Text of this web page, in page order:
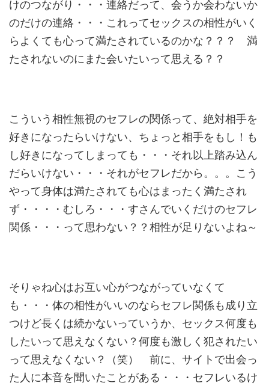
けのつながり・・・連絡だって、会うか会わないか
のだけの連絡・・・これってセックスの相性がいく
らよくても心って満たされているのかな？？？ 満
たされないのにまた会いたいって思える？？
こういう相性無視のセフレの関係って、絶対相手を
好きになったらいけない、ちょっと相手をもし！も
し好きになってしまっても・・ ・それ以上踏み込ん
だらいけない・・・それがセフレだから。。。 こう
やって身体は満たされても心はまったく満たされ
ず・・・・むしろ・・・すさんでいくだけのセフレ
関係・・・って思わない？？相性が足りないよね～
そりゃね心はお互い心がつながっていなくて
も・・・体の相性がいいのならセフレ関係も成り立
つけど長くは続かないっていうか、 セックス何度も
したいって思えなくない？何度も激しく犯されたい
って思えなくない？（笑） 前に、サイトで出会っ
た人に本音を聞いたことがある・・・セフレいるけ